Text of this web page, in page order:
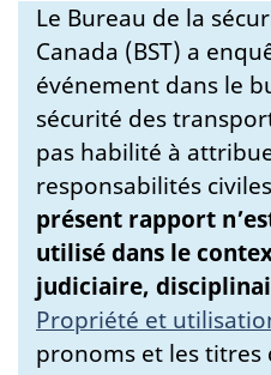
Le Bureau de la
Canada (BST) a
événement dans le
sécurité des
pas habilité à
responsabilités
présent rapport
utilisé dans le
judiciaire,
Propriété et
pronoms et les titres